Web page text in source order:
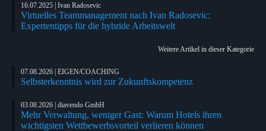
16.07.2025 | Ivan Radosevic
Virtuelles Teammanagement nach Ivan Radosevic:
Expertentipps für die hybride Arbeitswelt
Weitere Artikel in dieser Kategorie
07.08.2026 | EIGEN/COACHING
Selbsterkenntnis wird zur Zukunftskompetenz
03.08.2026 | diavendo GmbH
Mehr Verwaltung, weniger Gast: Warum Hotels ihren
wichtigsten Wettbewerbsvorteil verlieren können